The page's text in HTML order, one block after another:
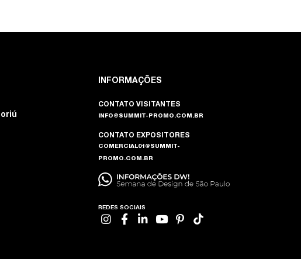
INFORMAÇÕES
CONTATO VISITANTES
INFO@SUMMIT-PROMO.COM.BR
CONTATO EXPOSITORES
COMERCIAL01@SUMMIT-
PROMO.COM.BR
REDES SOCIAIS